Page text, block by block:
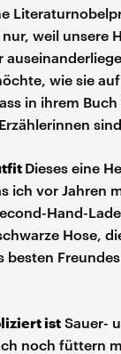
weil unsere
wie sie
in ihrem
Dieses eine
ich vor Jahren
Hand-
Hose,
besten
ist Sauer-
noch füttern